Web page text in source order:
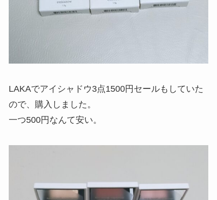
LAKAでアイシャドウ3点1500円セールもしていた
ので、購入しました。
一つ500円なんて安い。